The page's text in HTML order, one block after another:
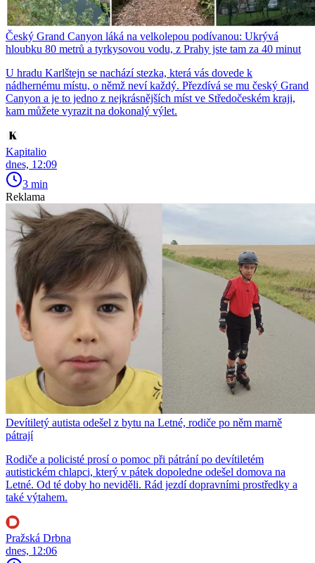
Český Grand Canyon láká na velkolepou podívanou: Ukrývá
hloubku 80 metrů a tyrkysovou vodu, z Prahy jste tam za 40 minut
U hradu Karlštejn se nachází stezka, která vás dovede k
nádhernému místu, o němž neví každý. Přezdívá se mu český Grand
Canyon a je to jedno z nejkrásnějších míst ve Středočeském kraji,
kam můžete vyrazit na dokonalý výlet.
Kapitalio
dnes, 12:09
3 min
Reklama
Devítiletý autista odešel z bytu na Letné, rodiče po něm marně
pátrají
Rodiče a policisté prosí o pomoc při pátrání po devítiletém
autistickém chlapci, který v pátek dopoledne odešel domova na
Letné. Od té doby ho neviděli. Rád jezdí dopravními prostředky a
také výtahem.
Pražská Drbna
dnes, 12:06